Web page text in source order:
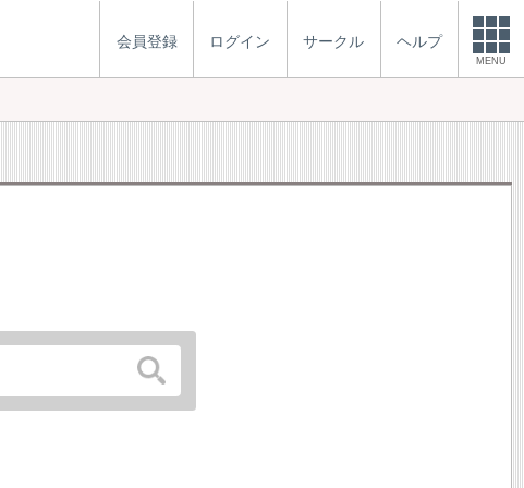
会員登録 ログイン サークル ヘルプ
MENU